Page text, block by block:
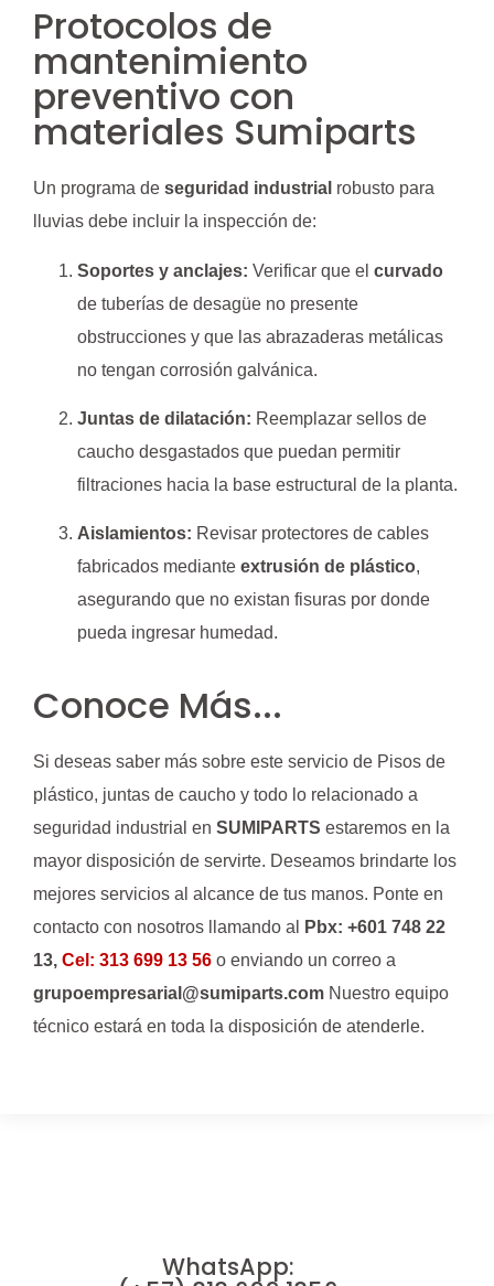
Protocolos de
mantenimiento
preventivo con
materiales Sumiparts
Un programa de seguridad industrial robusto para
lluvias debe incluir la inspección de:
Soportes y anclajes: Verificar que el curvado
de tuberías de desagüe no presente
obstrucciones y que las abrazaderas metálicas
no tengan corrosión galvánica.
Juntas de dilatación: Reemplazar sellos de
caucho desgastados que puedan permitir
filtraciones hacia la base estructural de la planta.
Aislamientos: Revisar protectores de cables
fabricados mediante extrusión de plástico,
asegurando que no existan fisuras por donde
pueda ingresar humedad.
Conoce Más...
Si deseas saber más sobre este servicio de Pisos de
plástico, juntas de caucho y todo lo relacionado a
seguridad industrial en SUMIPARTS estaremos en la
mayor disposición de servirte. Deseamos brindarte los
mejores servicios al alcance de tus manos. Ponte en
contacto con nosotros llamando al
Pbx: +601 748 22
13, Cel: 313 699 13 56 o enviando un correo a
grupoempresarial@sumiparts.com Nuestro equipo
técnico estará en toda la disposición de atenderle.
WhatsApp: